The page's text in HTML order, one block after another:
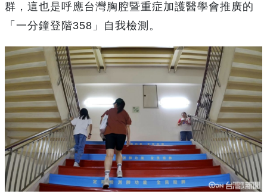
群，這也是呼應台灣胸腔暨重症加護醫學會推廣的
「一分鐘登階358」自我檢測。